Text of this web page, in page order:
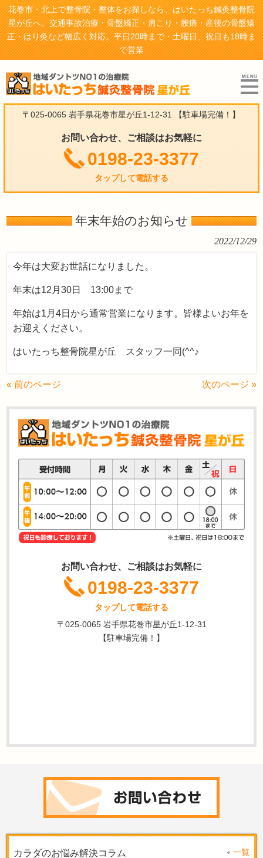
花巻市・北上で整骨院・整体をお探しなら、はいたっち鍼灸整骨院
星が丘へ。交通事故治療・骨盤矯正・肩こり・腰痛・産後の骨盤矯
正・はり灸など幅広く対応。平日20時まで・土曜日、祝日も18時ま
で営業
〒025-0065 岩手県花巻市星が丘1-12-31 【駐車場完備！】
お問い合わせ、ご相談はお気軽に
0198-23-3377
タップして電話する
年末年始のお知らせ
2022/12/29
今年は大変お世話になりました。
年末は12月30日 13:00まで
年始は1月4日から通常営業になります。皆様よいお年を
お迎えください。
はいたっち整骨院星が丘 スタッフ一同(^^♪
« 前のページ 次のページ »
お問い合わせ、ご相談はお気軽に
0198-23-3377
タップして電話する
〒025-0065 岩手県花巻市星が丘1-12-31
【駐車場完備！】
カラダのお悩み解決コラム 一覧